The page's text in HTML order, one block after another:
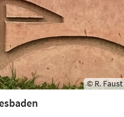
© R. Faust